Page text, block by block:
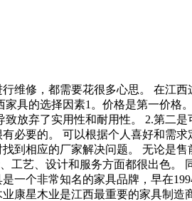
维修，都需要花很多心思。 在江
具的选择因素1。价格是第一价格
放弃了实用性和耐用性。 2.第二
必要的。 可以根据个人喜好和需
到相应的厂家解决问题。 无论是
工艺、设计和服务方面都很出色。
一个非常知名的家具品牌，早在
康星木业是江西最重要的家具制造